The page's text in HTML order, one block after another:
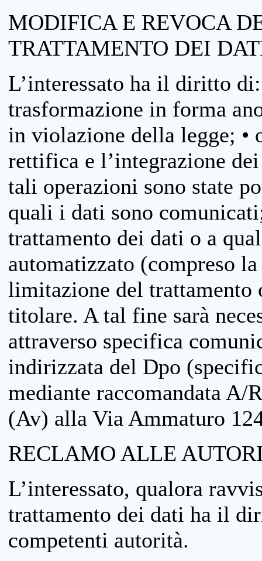
MODIFICA E REVOCA
TRATTAMENTO DEI
L’interessato ha il diritto
trasformazione in forma
in violazione della legge; •
rettifica e l’integrazione
tali operazioni sono state
quali i dati sono
trattamento dei dati o a
automatizzato (compreso
limitazione del trattamento
titolare. A tal fine sarà
attraverso specifica
indirizzata del Dpo
mediante raccomandata
(Av) alla Via Ammaturo
RECLAMO ALLE
L’interessato, qualora
trattamento dei dati ha il
competenti autorità.